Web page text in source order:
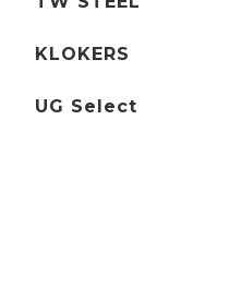
KLOKERS
UG Select